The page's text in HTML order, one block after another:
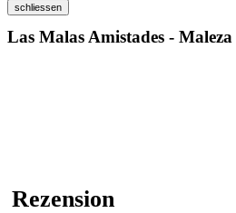
Las Malas Amistades - Maleza
Rezension